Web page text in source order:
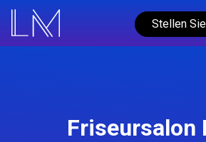
Stellen
Friseursalon